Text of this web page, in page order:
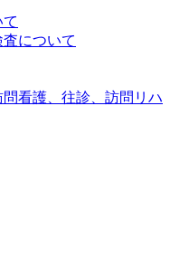
について
看護、往診、訪問リハ